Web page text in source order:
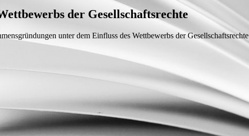
der Gesellschaftsrechte
unter dem Einfluss des Wettbewerbs der Gesellschaftsrechte